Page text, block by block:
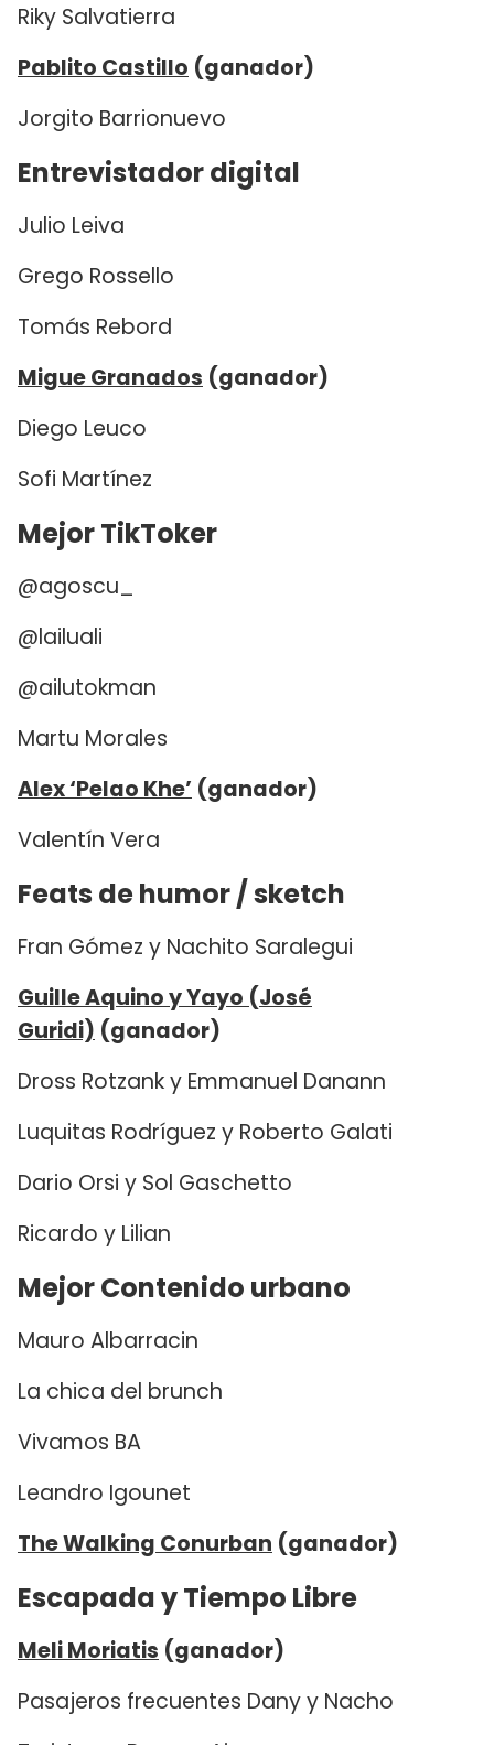
Riky Salvatierra
Pablito Castillo (ganador)
Jorgito Barrionuevo
Entrevistador digital
Julio Leiva
Grego Rossello
Tomás Rebord
Migue Granados (ganador)
Diego Leuco
Sofi Martínez
Mejor TikToker
@agoscu_
@lailuali
@ailutokman
Martu Morales
Alex ‘Pelao Khe’ (ganador)
Valentín Vera
Feats de humor / sketch
Fran Gómez y Nachito Saralegui
Guille Aquino y Yayo (José
Guridi) (ganador)
Dross Rotzank y Emmanuel Danann
Luquitas Rodríguez y Roberto Galati
Dario Orsi y Sol Gaschetto
Ricardo y Lilian
Mejor Contenido urbano
Mauro Albarracin
La chica del brunch
Vivamos BA
Leandro Igounet
The Walking Conurban (ganador)
Escapada y Tiempo Libre
Meli Moriatis (ganador)
Pasajeros frecuentes Dany y Nacho